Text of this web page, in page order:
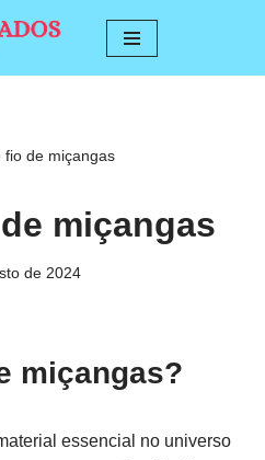
fio de miçangas
miçangas
de 2024
miçangas?
essencial no universo